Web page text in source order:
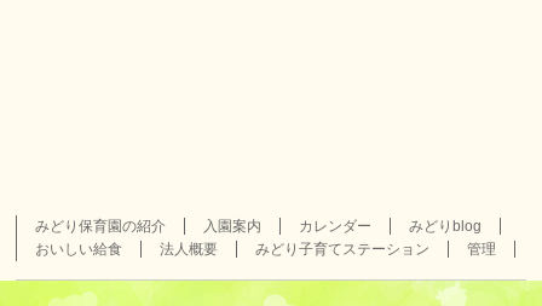
みどり保育園の紹介 入園案内 カレンダー
みどりblog
おいしい給食
法人概要 みどり子育てステーション 管理